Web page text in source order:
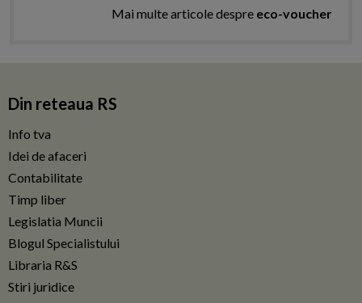
Mai multe articole despre eco-voucher
Din reteaua RS
Info tva
Idei de afaceri
Contabilitate
Timp liber
Legislatia Muncii
Blogul Specialistului
Libraria R&S
Stiri juridice